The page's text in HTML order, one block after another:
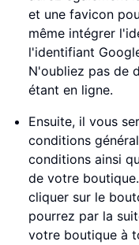
et une favicon
même intégrer
l'identifiant
N'oubliez pas de
étant en ligne.
Ensuite, il vous
conditions
conditions ainsi
de votre
cliquer sur le
pourrez par la
votre boutique à